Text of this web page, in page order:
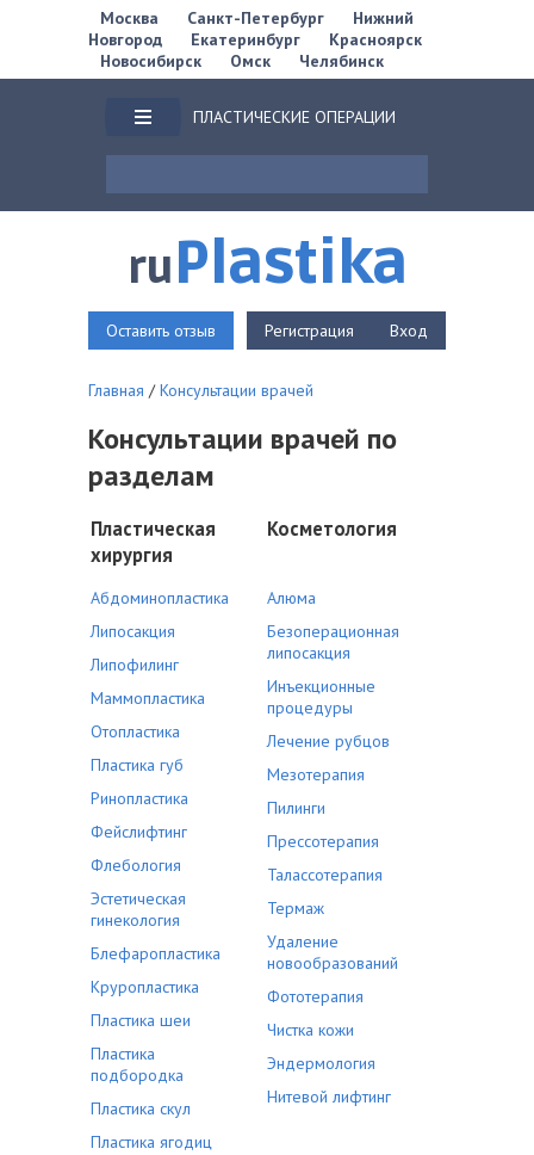
Москва Санкт-Петербург
Нижний
Новгород
Екатеринбург
Красноярск
Новосибирск
Омск Челябинск
ПЛАСТИЧЕСКИЕ ОПЕРАЦИИ
ruPlastika
Оставить отзыв Регистрация Вход
Главная /Консультации врачей
Консультации врачей по
разделам
Пластическая
хирургия
Косметология
Абдоминопластика
Липосакция
Липофилинг
Маммопластика
Отопластика
Пластика губ
Ринопластика
Фейслифтинг
Флебология
Эстетическая
гинекология
Блефаропластика
Круропластика
Пластика шеи
Пластика
подбородка
Пластика скул
Пластика ягодиц
Алюма
Безоперационная
липосакция
Инъекционные
процедуры
Лечение рубцов
Мезотерапия
Пилинги
Прессотерапия
Талассотерапия
Термаж
Удаление
новообразований
Фототерапия
Чистка кожи
Эндермология
Нитевой лифтинг